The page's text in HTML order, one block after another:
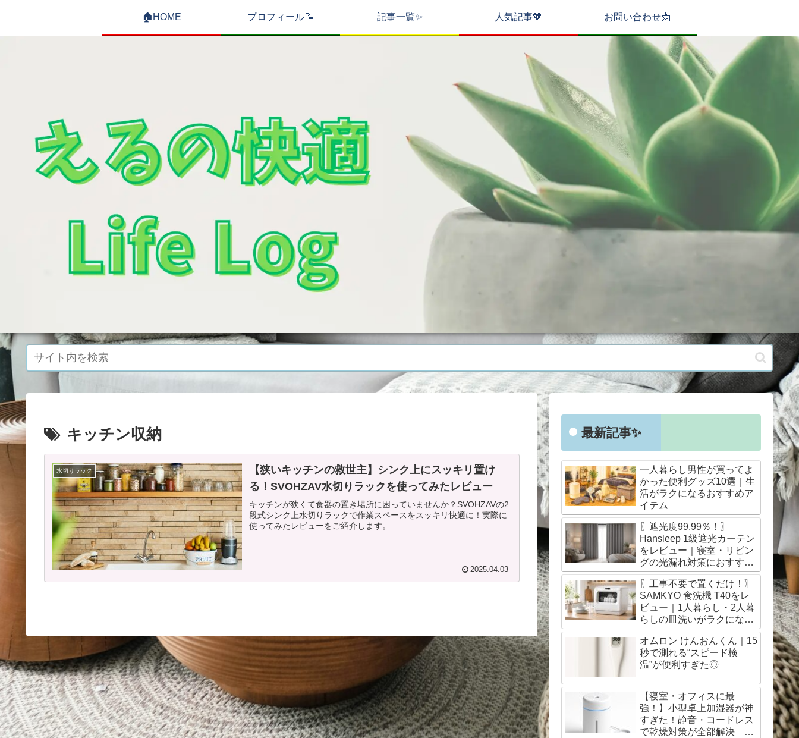
🏠HOME プロフィール📝 記事一覧✨ 人気記事💖 お問い合わせ📩
キッチン収納
水切りラック
【狭いキッチンの救世主】シンク上にスッキリ置け
る！SVOHZAV水切りラックを使ってみたレビュー
キッチンが狭くて食器の置き場所に困っていませんか？SVOHZAVの2
段式シンク上水切りラックで作業スペースをスッキリ快適に！実際に
使ってみたレビューをご紹介します。
2025.04.03
最新記事✨
一人暮らし男性が買ってよ
かった便利グッズ10選｜生
活がラクになるおすすめア
イテム
〖遮光度99.99％！〗
Hansleep 1級遮光カーテン
をレビュー｜寝室・リビン
グの光漏れ対策におすす
め！
〖工事不要で置くだけ！〗
SAMKYO 食洗機 T40をレ
ビュー｜1人暮らし・2人暮
らしの皿洗いがラクになる
神アイテム！
オムロン けんおんくん｜15
秒で測れる“スピード検
温”が便利すぎた◎
【寝室・オフィスに最
強！】小型卓上加湿器が神
すぎた！静音・コードレス
で乾燥対策が全部解決 口